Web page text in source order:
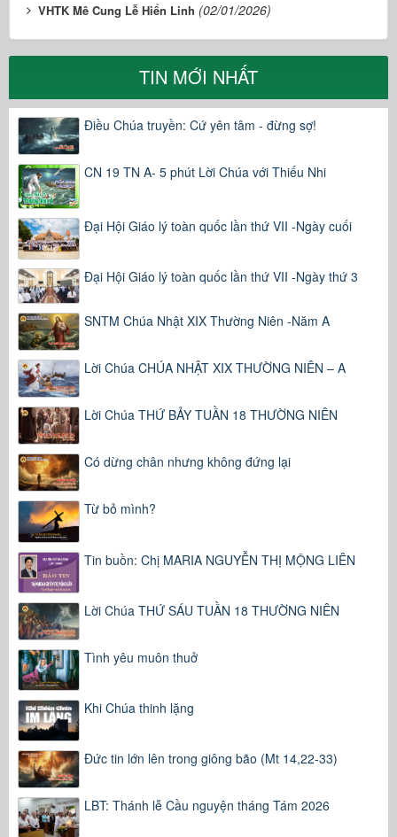
VHTK Mê Cung Lễ Hiển Linh (02/01/2026)
TIN MỚI NHẤT
Điều Chúa truyền: Cứ yên tâm - đừng sợ!
CN 19 TN A- 5 phút Lời Chúa với Thiếu Nhi
Đại Hội Giáo lý toàn quốc lần thứ VII -Ngày cuối
Đại Hội Giáo lý toàn quốc lần thứ VII -Ngày thứ 3
SNTM Chúa Nhật XIX Thường Niên -Năm A
Lời Chúa CHÚA NHẬT XIX THƯỜNG NIÊN – A
Lời Chúa THỨ BẢY TUẦN 18 THƯỜNG NIÊN
Có dừng chân nhưng không đứng lại
Từ bỏ mình?
Tin buồn: Chị MARIA NGUYỄN THỊ MỘNG LIÊN
Lời Chúa THỨ SÁU TUẦN 18 THƯỜNG NIÊN
Tình yêu muôn thuở
Khi Chúa thinh lặng
Đức tin lớn lên trong giông bão (Mt 14,22-33)
LBT: Thánh lễ Cầu nguyện tháng Tám 2026